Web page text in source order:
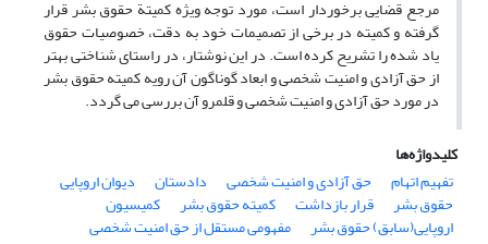
مرجع قضایی برخوردار است، مورد توجه ویژه کمیتة حقوق بشر قرار
گرفته و کمیته در برخی از تصمیمات خود به دقت، خصوصیات حقوق
یاد شده را تشریح کرده است. در این نوشتار، در راستای شناختی بهتر
از حق آزادی و امنیت شخصی و ابعاد گوناگون آن رویه کمیته حقوق بشر
در مورد حق آزادی و امنیت شخصی و قلمرو آن بررسی می گردد.
کلیدواژه‌ها
تفهیم اتهام
حق آزادی و امنیت شخصی دادستان دیوان اروپایی
حقوق بشر قرار بازداشت کمیته حقوق بشر کمیسیون
اروپایی(سابق) حقوق بشر
مفهومی مستقل از حق امنیت شخصی